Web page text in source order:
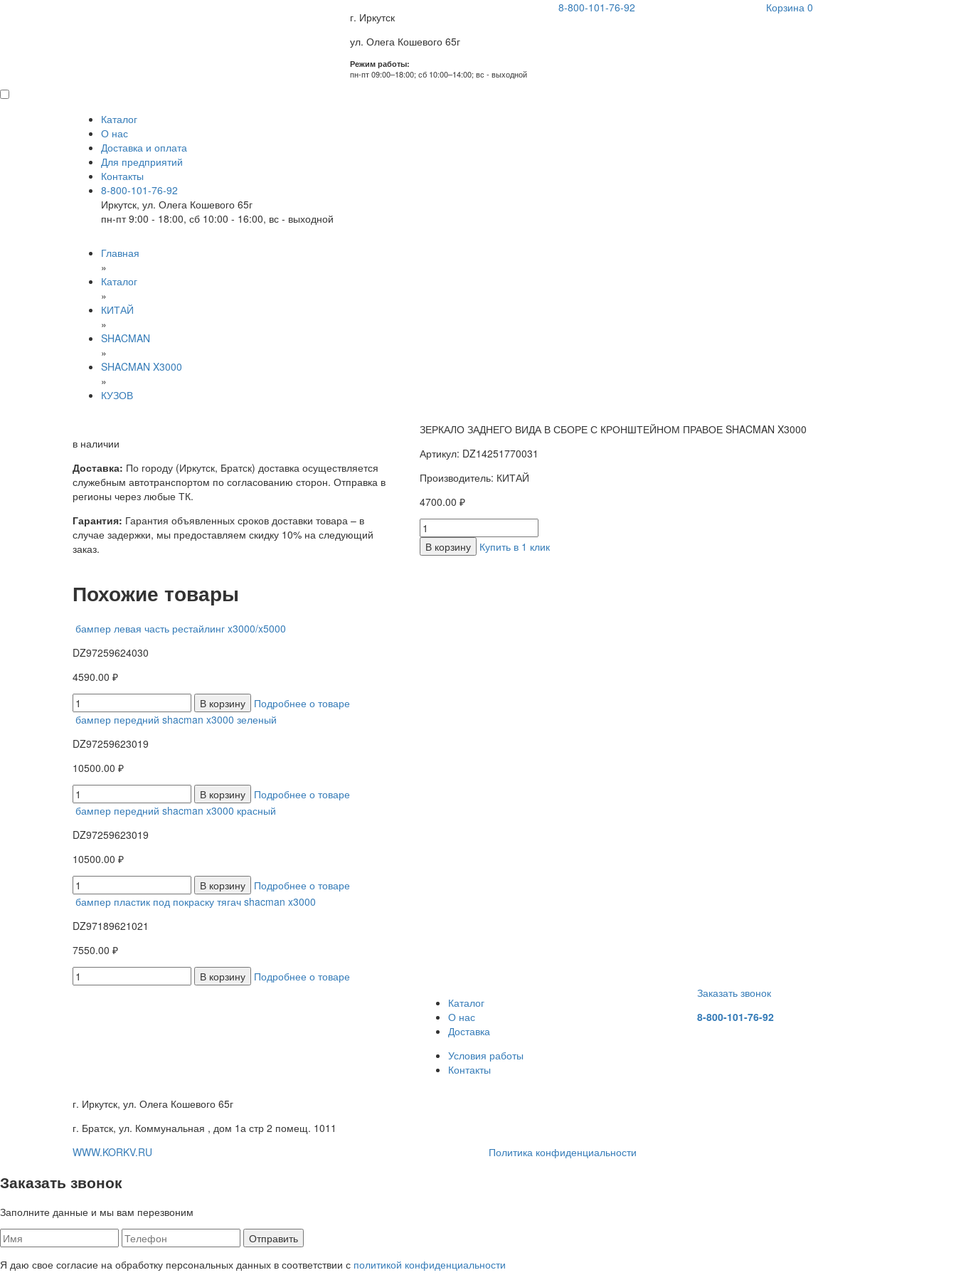
г. Иркутск
ул. Олега Кошевого 65г
Режим работы:
пн-пт 09:00–18:00; сб 10:00–14:00; вс - выходной
8-800-101-76-92 Корзина 0
Каталог
О нас
Доставка и оплата
Для предприятий
Контакты
8-800-101-76-92
Иркутск, ул. Олега Кошевого 65г
пн-пт 9:00 - 18:00, сб 10:00 - 16:00, вс - выходной
Главная
»
Каталог
»
КИТАЙ
»
SHACMAN
»
SHACMAN X3000
»
КУЗОВ
в наличии
Доставка: По городу (Иркутск, Братск) доставка осуществляется
служебным автотранспортом по согласованию сторон. Отправка в
регионы через любые ТК.
Гарантия: Гарантия объявленных сроков доставки товара – в
случае задержки, мы предоставляем скидку 10% на следующий
заказ.
ЗЕРКАЛО ЗАДНЕГО ВИДА В СБОРЕ С КРОНШТЕЙНОМ ПРАВОЕ SHACMAN X3000
Артикул: DZ14251770031
Производитель: КИТАЙ
4700.00 ₽
В корзину Купить в 1 клик
Похожие товары
бампер левая часть рестайлинг x3000/x5000
DZ97259624030
4590.00 ₽
В корзину
Подробнее о товаре
бампер передний shacman x3000 зеленый
DZ97259623019
10500.00 ₽
В корзину
Подробнее о товаре
бампер передний shacman x3000 красный
DZ97259623019
10500.00 ₽
В корзину
Подробнее о товаре
бампер пластик под покраску тягач shacman x3000
DZ97189621021
7550.00 ₽
В корзину
Подробнее о товаре
Каталог
О нас
Доставка
Условия работы
Контакты
Заказать звонок
8-800-101-76-92
г. Иркутск, ул. Олега Кошевого 65г
г. Братск, ул. Коммунальная , дом 1а стр 2 помещ. 1011
WWW.KORKV.RU
Политика конфиденциальности
Заказать звонок
Заполните данные и мы вам перезвоним
Я даю свое согласие на обработку персональных данных в соответствии с политикой конфиденциальности